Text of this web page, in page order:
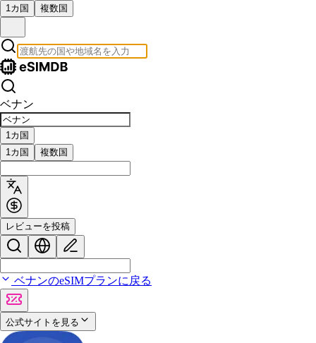
1カ国 複数国
ベナン
1カ国
1カ国
複数国
レビューを投稿
ベナンのeSIMプランに戻る
公式サイトを見る